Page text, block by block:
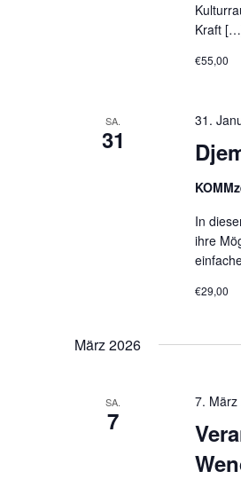
Kraft
€55,00
SA.
31
31.
In
ihre
€29,00
März 2026
SA.
7
7. März